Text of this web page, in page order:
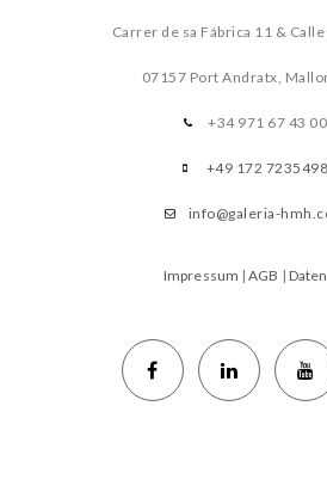
Carrer de sa Fábrica 11 &
07157 Port Andratx,
+34 971 67 43 00
+49 172 7235498
info@galeria-
Impressum |AGB |